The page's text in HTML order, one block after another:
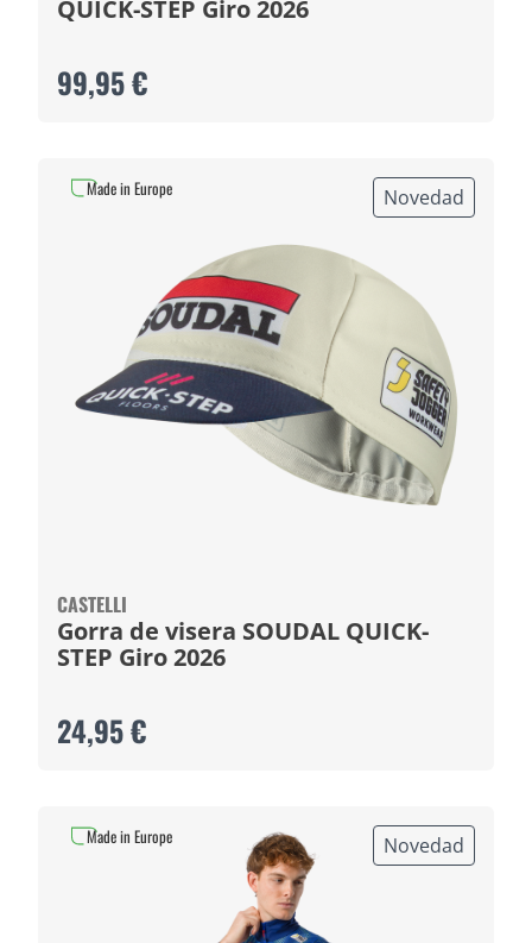
QUICK-STEP Giro 2026
99,95 €
Novedad
CASTELLI
Gorra de visera SOUDAL QUICK-
STEP Giro 2026
24,95 €
Made in Europe
Novedad
Made in Europe